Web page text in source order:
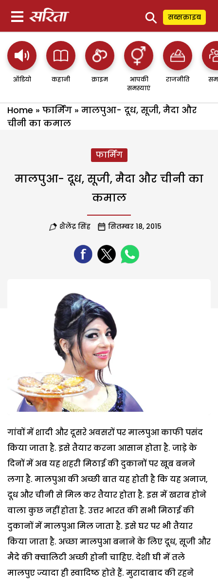
⚲ सब्सक्राइब
ऑडियो कहानी क्राइम
आपकी
समस्याएं
राजनीति
Home » फार्मिंग » मालपुआ- दूध, सूजी, मैदा और
चीनी का कमाल
फार्मिंग
मालपुआ- दूध, सूजी, मैदा और चीनी का
कमाल
शैलेंद्र सिंह सितम्बर 18, 2015
गांवों में शादी और दूसरे अवसरों पर मालपुआ काफी पसंद
किया जाता है. इसे तैयार करना आसान होता है. जाडे़ के
दिनों में अब यह शहरी मिठाईकी दुकानों पर खूब बनने
लगा है. मालपुआ की अच्छी बात यह होती है कि यह अनाज,
दूध और चीनी से मिल कर तैयार होता है. इस में खराब होने
वाला कुछ नहीं होता है. उत्तर भारत की सभी मिठाई की
दुकानों में मालपुआ मिल जाता है. इसे घर पर भी तैयार
किया जाता है. अच्छा मालपुआ बनाने के लिए दूध, सूजी और
मैदे की क्वालिटी अच्छी होनी चाहिए. देशी घी में तले
मालपुए ज्यादा ही स्वादिष्ठ होते हैं. मुरादाबाद की रहने